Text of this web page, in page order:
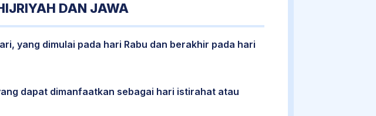
DAN JAWA
yang dimulai pada hari Rabu dan berakhir pada hari
dapat dimanfaatkan sebagai hari istirahat atau